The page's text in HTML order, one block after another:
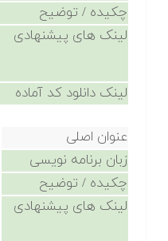
چکیده / توضیح
لینک های پیشنهادی
لینک دانلود کد آماده
عنوان اصلی
زبان برنامه نویسی
چکیده / توضیح
لینک های پیشنهادی